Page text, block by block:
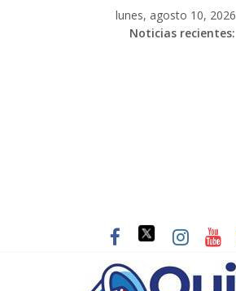
lunes, agosto 10, 2026
Noticias recientes: